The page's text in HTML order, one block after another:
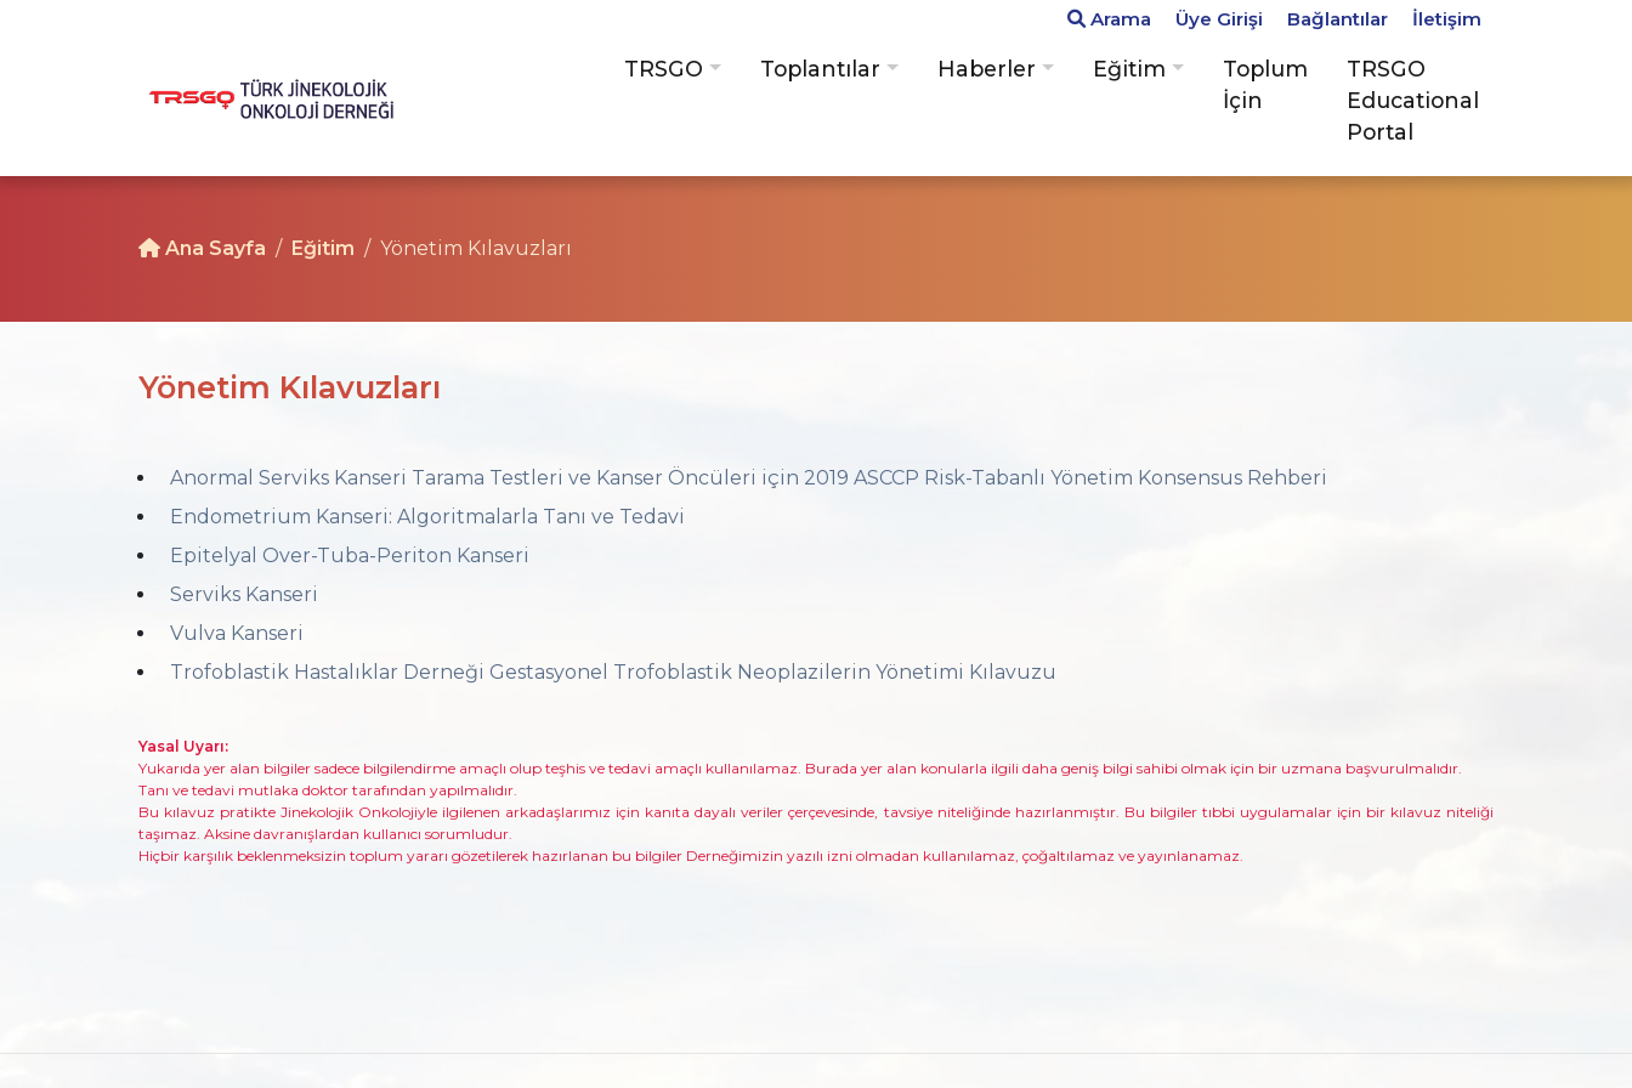
Arama Üye Girişi Bağlantılar İletişim
TRSGO Toplantılar Haberler Eğitim
Toplum
İçin
TRSGO
Educational
Portal
Ana Sayfa Eğitim Yönetim Kılavuzları
Yönetim Kılavuzları
Anormal Serviks Kanseri Tarama Testleri ve Kanser Öncüleri için 2019 ASCCP Risk-Tabanlı Yönetim Konsensus Rehberi
Endometrium Kanseri: Algoritmalarla Tanı ve Tedavi
Epitelyal Over-Tuba-Periton Kanseri
Serviks Kanseri
Vulva Kanseri
Trofoblastik Hastalıklar Derneği Gestasyonel Trofoblastik Neoplazilerin Yönetimi Kılavuzu
Yasal Uyarı:
Yukarıda yer alan bilgiler sadece bilgilendirme amaçlı olup teşhis ve tedavi amaçlı kullanılamaz. Burada yer alan konularla ilgili daha geniş bilgi sahibi olmak için bir uzmana başvurulmalıdır.
Tanı ve tedavi mutlaka doktor tarafından yapılmalıdır.
Bu kılavuz pratikte Jinekolojik Onkolojiyle ilgilenen arkadaşlarımız için kanıta dayalı veriler çerçevesinde, tavsiye niteliğinde hazırlanmıştır. Bu bilgiler tıbbi uygulamalar için bir kılavuz niteliği
taşımaz. Aksine davranışlardan kullanıcı sorumludur.
Hiçbir karşılık beklenmeksizin toplum yararı gözetilerek hazırlanan bu bilgiler Derneğimizin yazılı izni olmadan kullanılamaz, çoğaltılamaz ve yayınlanamaz.